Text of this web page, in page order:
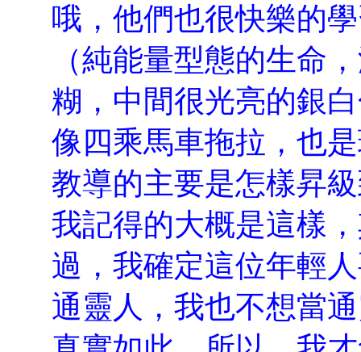
哦，他們也很快樂的
（純能量型態的生命
糊，中間很光亮的銀
像四乘馬車拖拉，也
教導的主要是怎樣昇
我記得的大概是這樣
過，我確定這位年輕
通靈人，我也不想當